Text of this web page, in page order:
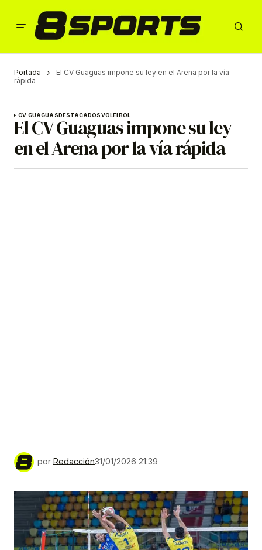
Portada
El CV Guaguas impone su ley en el Arena por la vía
rápida
CV GUAGUASDESTACADOSVOLEIBOL
El CV Guaguas impone su ley
en el Arena por la vía rápida
por Redacción31/01/2026 21:39